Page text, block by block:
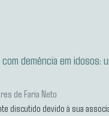
demência em idosos:
de Faria Neto
discutido devido à sua